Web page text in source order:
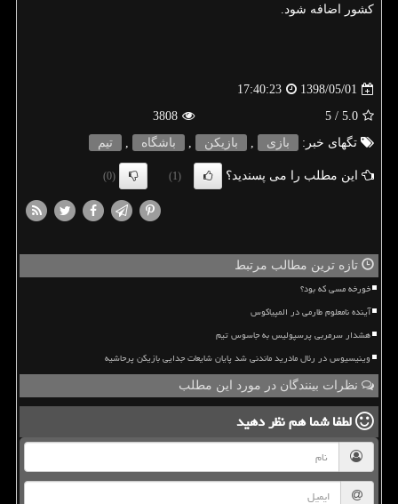
كشور اضافه شود.
1398/05/01
17:40:23
5.0
/ 5
3808
تگهای خبر:
بازی , بازیكن , باشگاه , تیم
این مطلب را می پسندید؟ (1)
(0)
تازه ترین مطالب مرتبط
خورخه مسی که بود؟
آینده نامعلوم طارمی در المپیاکوس
هشدار سرمربی پرسپولیس به جاسوس تیم
وینیسیوس در رئال مادرید ماندنی شد پایان شایعات جدایی بازیکن پرحاشیه
نظرات بینندگان در مورد این مطلب
لطفا شما همنظر دهید